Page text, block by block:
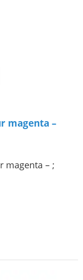
magenta –
magenta – ;